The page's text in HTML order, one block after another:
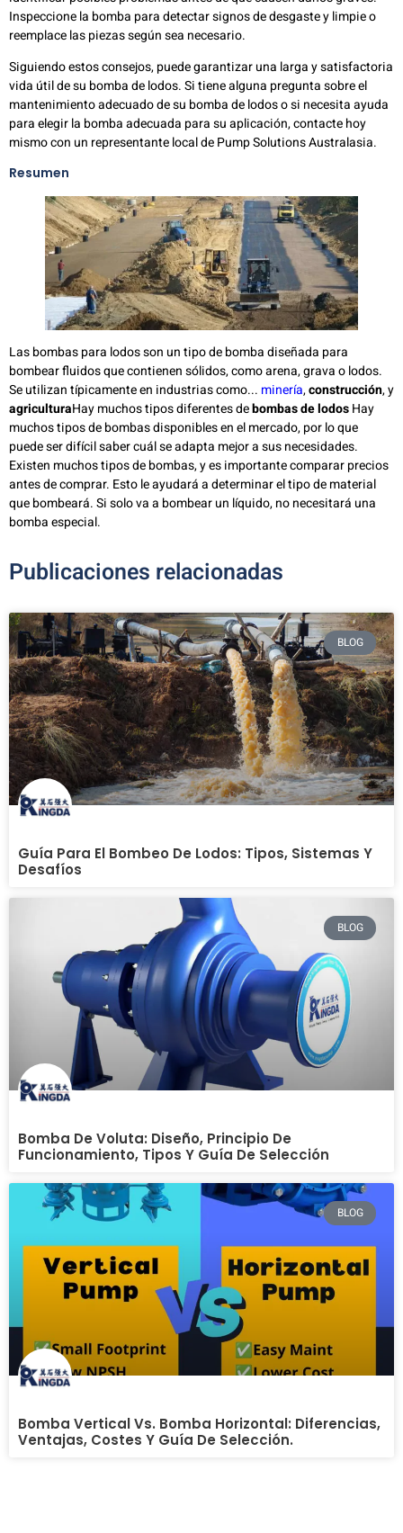
Inspeccione la bomba para detectar signos de desgaste y limpie o
reemplace las piezas según sea necesario.
Siguiendo estos consejos, puede garantizar una larga y satisfactoria
vida útil de su bomba de lodos. Si tiene alguna pregunta sobre el
mantenimiento adecuado de su bomba de lodos o si necesita ayuda
para elegir la bomba adecuada para su aplicación, contacte hoy
mismo con un representante local de Pump Solutions Australasia.
Resumen
Las bombas para lodos son un tipo de bomba diseñada para
bombear fluidos que contienen sólidos, como arena, grava o lodos.
Se utilizan típicamente en industrias como... minería,construcción, y
agriculturaHay muchos tipos diferentes debombas de lodosHay
muchos tipos de bombas disponibles en el mercado, por lo que
puede ser difícil saber cuál se adapta mejor a sus necesidades.
Existen muchos tipos de bombas, y es importante comparar precios
antes de comprar. Esto le ayudará a determinar el tipo de material
que bombeará. Si solo va a bombear un líquido, no necesitará una
bomba especial.
Publicaciones relacionadas
BLOG
Guía Para El Bombeo De Lodos: Tipos, Sistemas Y
Desafíos
BLOG
Bomba De Voluta: Diseño, Principio De
Funcionamiento, Tipos Y Guía De Selección
BLOG
Bomba Vertical Vs. Bomba Horizontal: Diferencias,
Ventajas, Costes Y Guía De Selección.